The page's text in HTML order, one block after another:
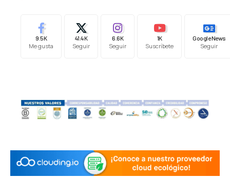
9.5K
Me gusta
41.4K
Seguir
6.6K
Seguir
1K
Suscríbete
Google News
Seguir